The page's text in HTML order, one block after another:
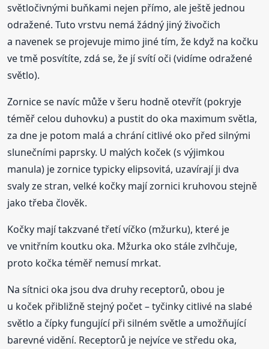
světločivnými buňkami nejen přímo, ale ještě jednou
odražené. Tuto vrstvu nemá žádný jiný živočich
a navenek se projevuje mimo jiné tím, že když na kočku
ve tmě posvítíte, zdá se, že jí svítí oči (vidíme odražené
světlo).
Zornice se navíc může v šeru hodně otevřít (pokryje
téměř celou duhovku) a pustit do oka maximum světla,
za dne je potom malá a chrání citlivé oko před silnými
slunečními paprsky. U malých koček (s výjimkou
manula) je zornice typicky elipsovitá, uzavírají ji dva
svaly ze stran, velké kočky mají zornici kruhovou stejně
jako třeba člověk.
Kočky mají takzvané třetí víčko (mžurku), které je
ve vnitřním koutku oka. Mžurka oko stále zvlhčuje,
proto kočka téměř nemusí mrkat.
Na sítnici oka jsou dva druhy receptorů, obou je
u koček přibližně stejný počet – tyčinky citlivé na slabé
světlo a čípky fungující při silném světle a umožňující
barevné vidění. Receptorů je nejvíce ve středu oka,